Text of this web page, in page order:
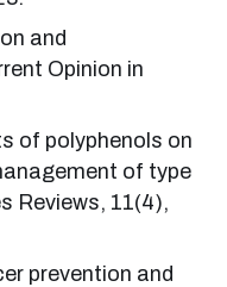
and
Opinion in
of polyphenols on
of type
Reviews, 11(4),
prevention and